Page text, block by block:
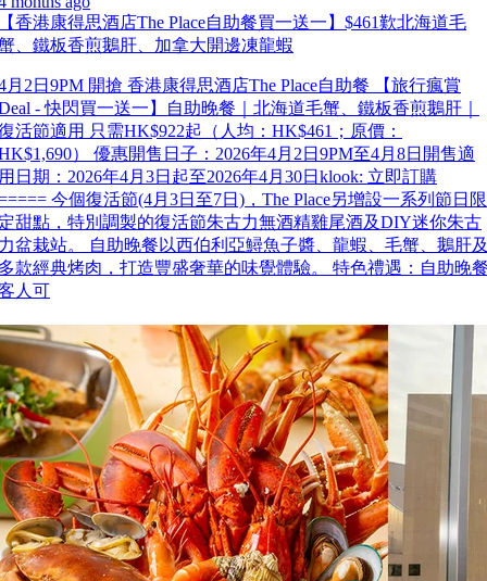
香港康得思酒店The Place自助餐買一送一】$461歎北海道毛
、鐵板香煎鵝肝、加拿大開邊凍龍蝦
月2日9PM 開搶 香港康得思酒店The Place自助餐 【旅行瘋賞
- 快閃買一送一】自助晚餐｜北海道毛蟹、鐵板香煎鵝肝｜
活節適用 只需HK$922起（人均：HK$461；原價：
） 優惠開售日子：2026年4月2日9PM至4月8日開售適
日期：2026年4月3日起至2026年4月30日klook: 立即訂購
今個復活節(4月3日至7日)，The Place另增設一系列節日限
甜點，特別調製的復活節朱古力無酒精雞尾酒及DIY迷你朱古
盆栽站。 自助晚餐以西伯利亞鱘魚子醬、龍蝦、毛蟹、鵝肝
款經典烤肉，打造豐盛奢華的味覺體驗。 特色禮遇：自助晚
人可